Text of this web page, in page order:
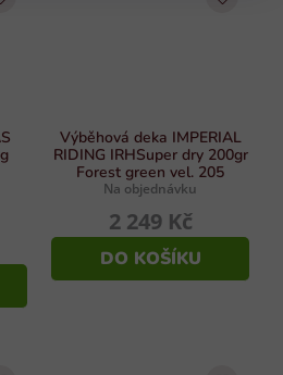
Výběhová deka IMPERIAL
RIDING IRHSuper dry 200gr
Forest green vel. 205
Na objednávku
2 249 Kč
DO KOŠÍKU